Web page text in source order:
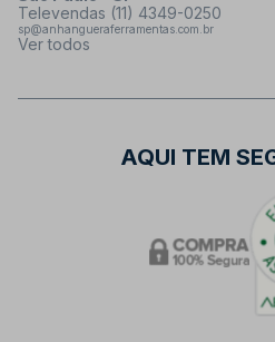
Televendas (11) 4349-0250
sp@anhangueraferramentas.com.br
Ver todos
AQUI TEM